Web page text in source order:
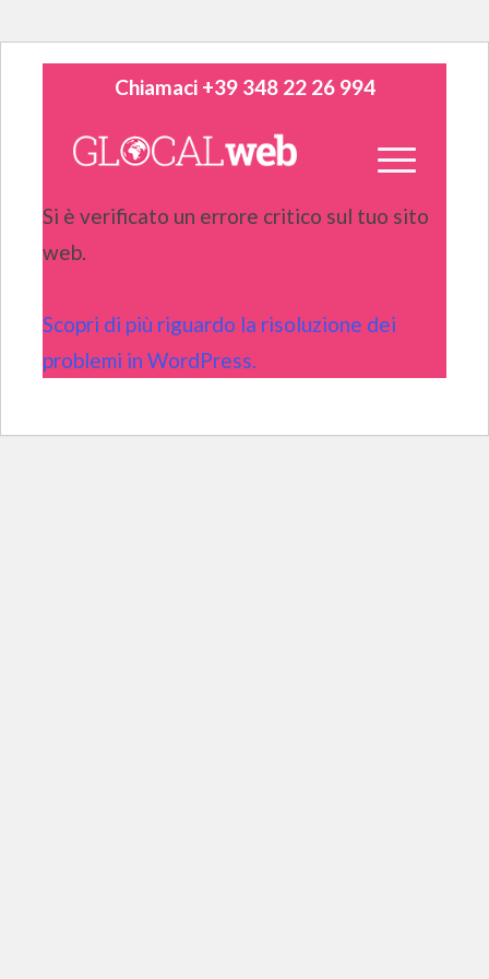
Chiamaci +39 348 22 26 994
Si è verificato un errore critico sul tuo sito
web.
Scopri di più riguardo la risoluzione dei
problemi in WordPress.